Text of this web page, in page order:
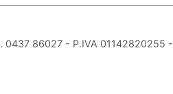
0437 86027 - P.IVA 01142820255 -